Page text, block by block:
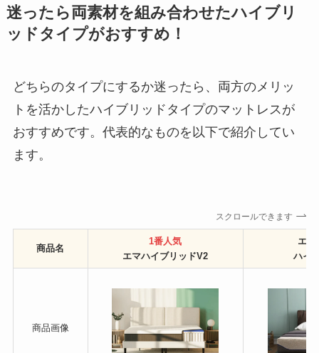
迷ったら両素材を組み合わせたハイブリ
ッドタイプがおすすめ！
どちらのタイプにするか迷ったら、両方のメリッ
トを活かしたハイブリッドタイプのマットレスが
おすすめです。代表的なものを以下で紹介してい
ます。
スクロールできます
商品名
1番人気
エマハイブリッドV2
エ
ハイ
商品画像